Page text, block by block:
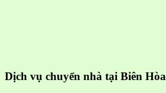
Dịch vụ chuyển nhà tại Biên Hòa